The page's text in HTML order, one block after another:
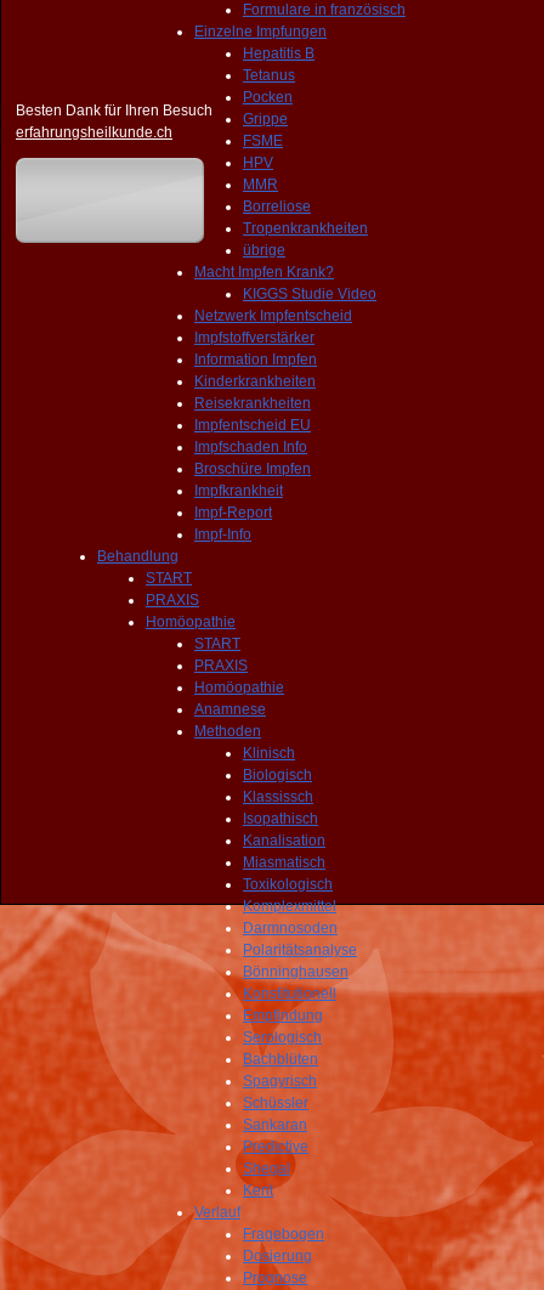
Formulare in französisch
Einzelne Impfungen
Hepatitis B
Tetanus
Pocken
Grippe
FSME
HPV
MMR
Borreliose
Tropenkrankheiten
übrige
Macht Impfen Krank?
KIGGS Studie Video
Netzwerk Impfentscheid
Impfstoffverstärker
Information Impfen
Kinderkrankheiten
Reisekrankheiten
Impfentscheid EU
Impfschaden Info
Broschüre Impfen
Impfkrankheit
Impf-Report
Impf-Info
Behandlung
START
PRAXIS
Homöopathie
START
PRAXIS
Homöopathie
Anamnese
Methoden
Klinisch
Biologisch
Klassissch
Isopathisch
Kanalisation
Miasmatisch
Toxikologisch
Komplexmittel
Darmnosoden
Polaritätsanalyse
Bönninghausen
Konstitutionell
Empfindung
Serologisch
Bachblüten
Spagyrisch
Schüssler
Sankaran
Predictive
Shegal
Kent
Verlauf
Fragebogen
Dosierung
Prognose
Besten Dank für Ihren Besuch
erfahrungsheilkunde.ch